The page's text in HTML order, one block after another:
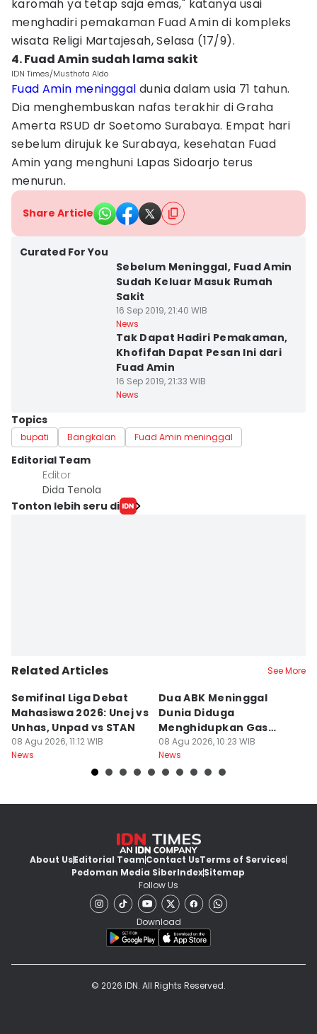
karomah ya tetap saja emas," katanya usai
menghadiri pemakaman Fuad Amin di kompleks
wisata Religi Martajesah, Selasa (17/9).
4. Fuad Amin sudah lama sakit
IDN Times/Musthofa Aldo
Fuad Amin meninggal dunia dalam usia 71 tahun.
Dia menghembuskan nafas terakhir di Graha
Amerta RSUD dr Soetomo Surabaya. Empat hari
sebelum dirujuk ke Surabaya, kesehatan Fuad
Amin yang menghuni Lapas Sidoarjo terus
menurun.
Share Article
Curated For You
Sebelum Meninggal, Fuad Amin
Sudah Keluar Masuk Rumah
Sakit
16 Sep 2019, 21:40 WIB
News
Tak Dapat Hadiri Pemakaman,
Khofifah Dapat Pesan Ini dari
Fuad Amin
16 Sep 2019, 21:33 WIB
News
Topics
bupati Bangkalan Fuad Amin meninggal
Editorial Team
Editor
Dida Tenola
Tonton lebih seru di
Related Articles See More
Semifinal Liga Debat
Mahasiswa 2026: Unej vs
Unhas, Unpad vs STAN
08 Agu 2026, 11:12 WIB
News
Dua ABK Meninggal
Dunia Diduga
Menghidupkan Gas
Beracun di Kapal
08 Agu 2026, 10:23 WIB
News
About UsEditorial TeamContact UsTerms of Services
Pedoman Media SiberIndexSitemap
Follow Us
Download
© 2026 IDN. All Rights Reserved.